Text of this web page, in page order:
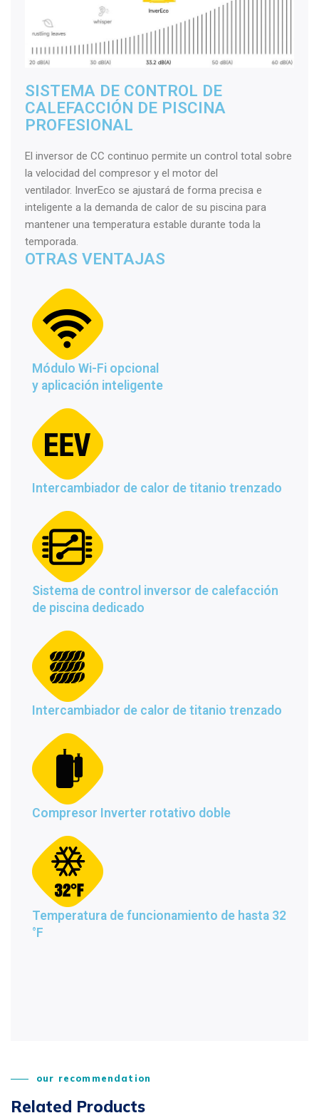
SISTEMA DE CONTROL DE
CALEFACCIÓN DE PISCINA
PROFESIONAL
El inversor de CC continuo permite un control total sobre
la velocidad del compresor y el motor del
ventilador. InverEco se ajustará de forma precisa e
inteligente a la demanda de calor de su piscina para
mantener una temperatura estable durante toda la
temporada.
OTRAS VENTAJAS
Módulo Wi-Fi opcional
y aplicación inteligente
Intercambiador de calor de titanio trenzado
Sistema de control inversor de calefacción
de piscina dedicado
Intercambiador de calor de titanio trenzado
Compresor Inverter rotativo doble
Temperatura de funcionamiento de hasta 32
°F
our recommendation
Related Products